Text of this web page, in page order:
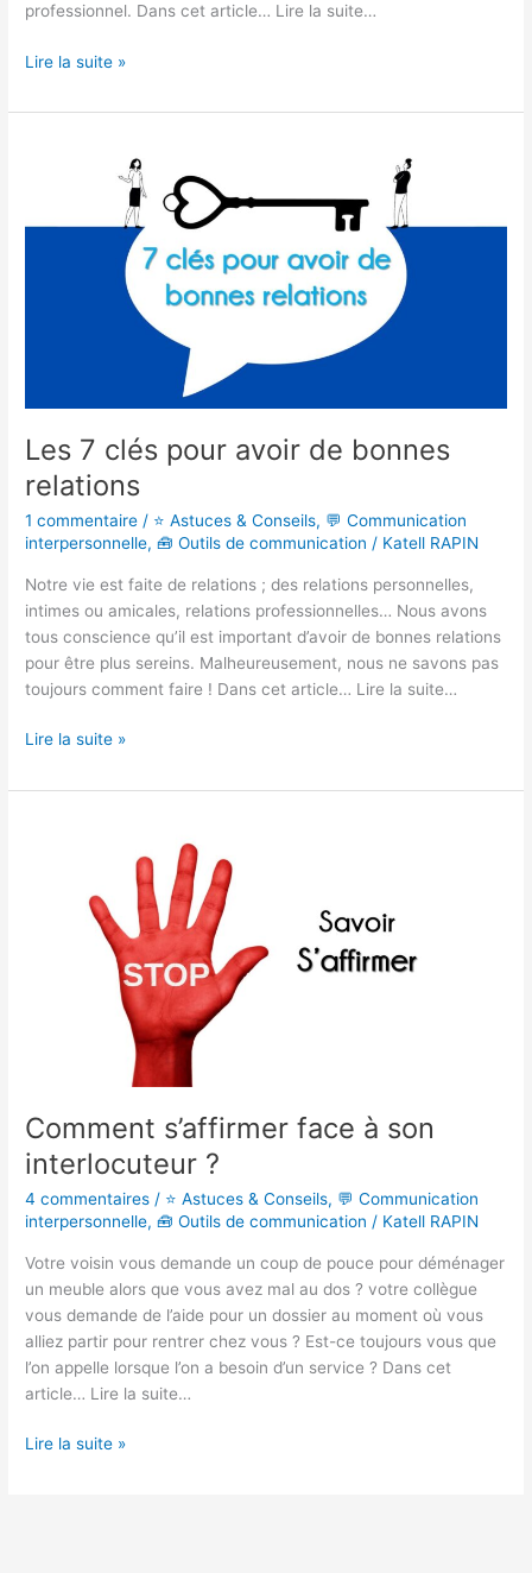
professionnel. Dans cet article… Lire la suite…
Lire la suite »
Les 7 clés pour avoir de bonnes
relations
1 commentaire / ⭐ Astuces & Conseils, 💬 Communication
interpersonnelle,🧰 Outils de communication / Katell RAPIN
Notre vie est faite de relations ; des relations personnelles,
intimes ou amicales, relations professionnelles… Nous avons
tous conscience qu’il est important d’avoir de bonnes relations
pour être plus sereins. Malheureusement, nous ne savons pas
toujours comment faire ! Dans cet article… Lire la suite…
pour
Lire la suite »
Comment s’affirmer face à son
interlocuteur ?
4 commentaires / ⭐ Astuces & Conseils, 💬 Communication
interpersonnelle,🧰 Outils de communication / Katell RAPIN
Votre voisin vous demande un coup de pouce pour déménager
un meuble alors que vous avez mal au dos ? votre collègue
vous demande de l’aide pour un dossier au moment où vous
alliez partir pour rentrer chez vous ? Est-ce toujours vous que
l’on appelle lorsque l’on a besoin d’un service ? Dans cet
article… Lire la suite…
interlocuteur ?
Lire la suite »